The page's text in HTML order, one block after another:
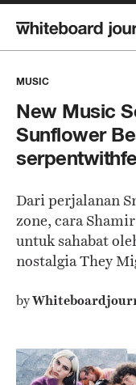
MUSIC
New Music
Sunflower
Dari perjalanan
zone, cara
untuk sahabat
nostalgia They
by